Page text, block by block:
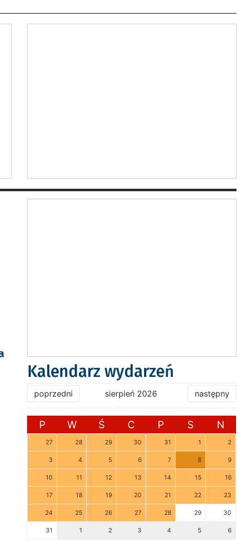
Kalendarz wydarzeń
poprzedni sierpień 2026 następny
P W Ś C P S N
27 28 29 30 31 1 2
3 4 5 6 7 8 9
10 11 12 13 14 15 16
17 18 19 20 21 22 23
24 25 26 27 28 29 30
31 1 2 3 4 5 6